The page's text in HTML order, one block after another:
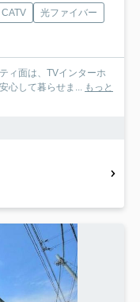
CATV
光ファイバー
ィ面は、TVインターホ
心して暮らせま... もっと